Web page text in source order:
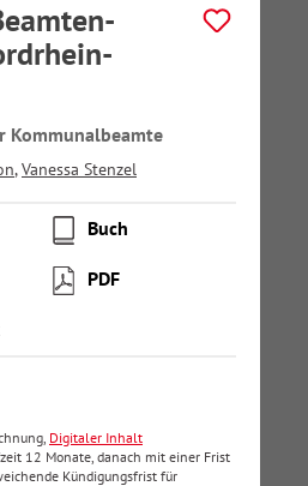
Kommunalbeamte
,Vanessa Stenzel
Buch
PDF
Digitaler Inhalt
12 Monate, danach mit einer Frist
Kündigungsfrist für